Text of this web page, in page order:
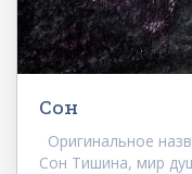
Сон
Оригинальное
Сон Тишина, мир